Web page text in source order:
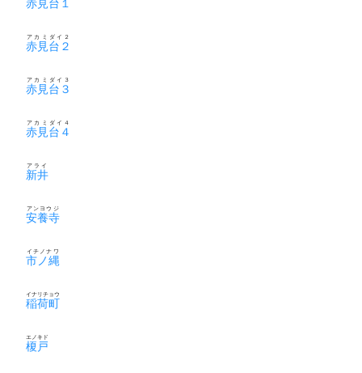
赤見台１
赤見台２
アカミダイ２
赤見台３
アカミダイ３
赤見台４
アカミダイ４
新井
アライ
安養寺
アンヨウジ
市ノ縄
イチノナワ
稲荷町
イナリチョウ
榎戸
エノキド